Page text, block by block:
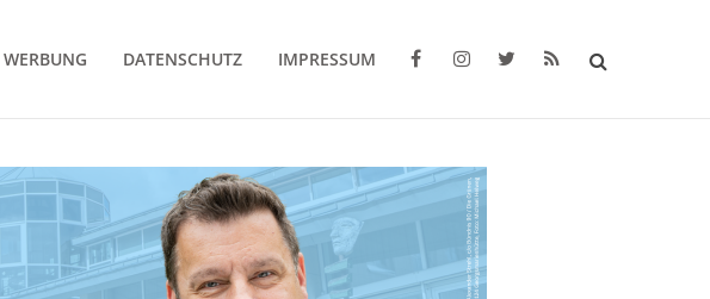
WERBUNG DATENSCHUTZ IMPRESSUM